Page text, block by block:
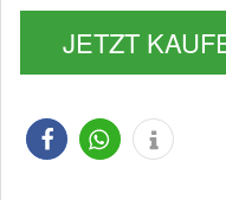
JETZT